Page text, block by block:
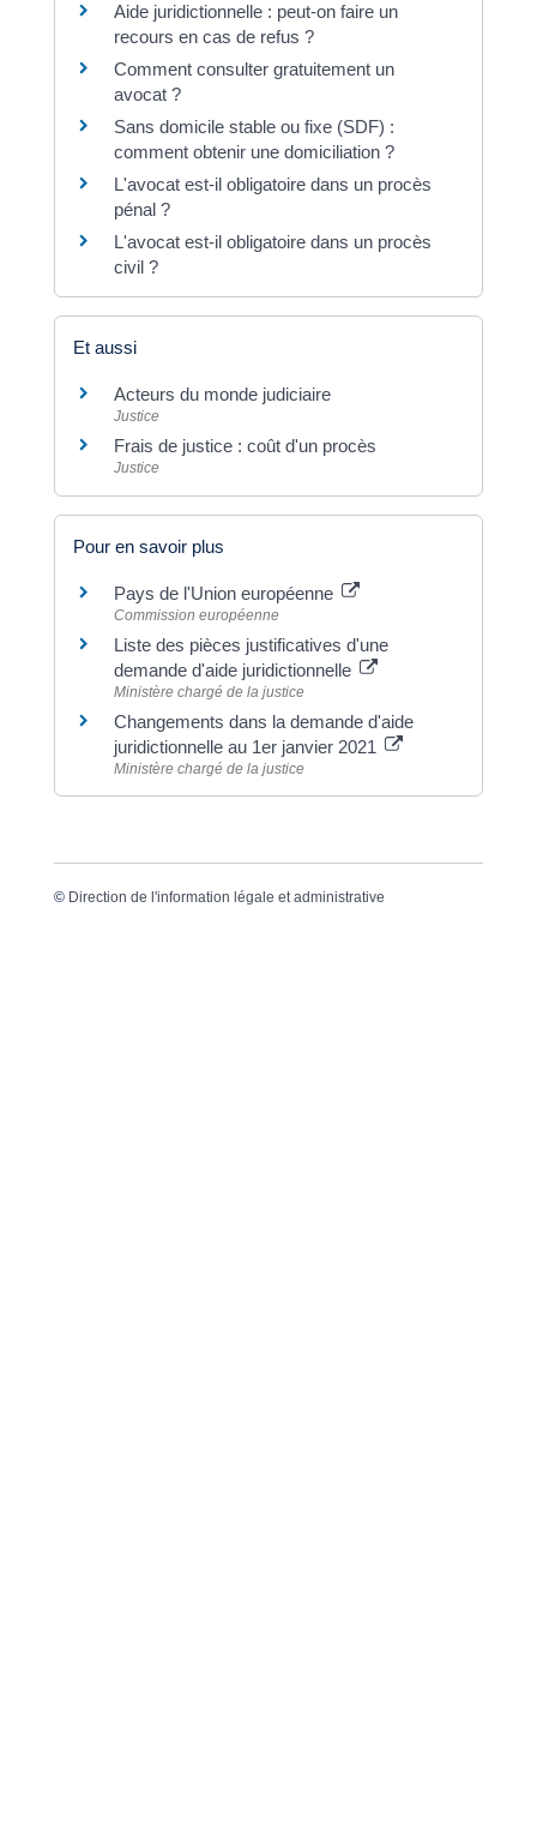
Aide juridictionnelle : peut-on faire un
recours en cas de refus ?
Comment consulter gratuitement un
avocat ?
Sans domicile stable ou fixe (SDF) :
comment obtenir une domiciliation ?
L'avocat est-il obligatoire dans un procès
pénal ?
L'avocat est-il obligatoire dans un procès
civil ?
Et aussi
Acteurs du monde judiciaire
Justice
Frais de justice : coût d'un procès
Justice
Pour en savoir plus
Pays de l'Union européenne
Commission européenne
Liste des pièces justificatives d'une
demande d'aide juridictionnelle
Ministère chargé de la justice
Changements dans la demande d'aide
juridictionnelle au 1er janvier 2021
Ministère chargé de la justice
© Direction de l'information légale et administrative